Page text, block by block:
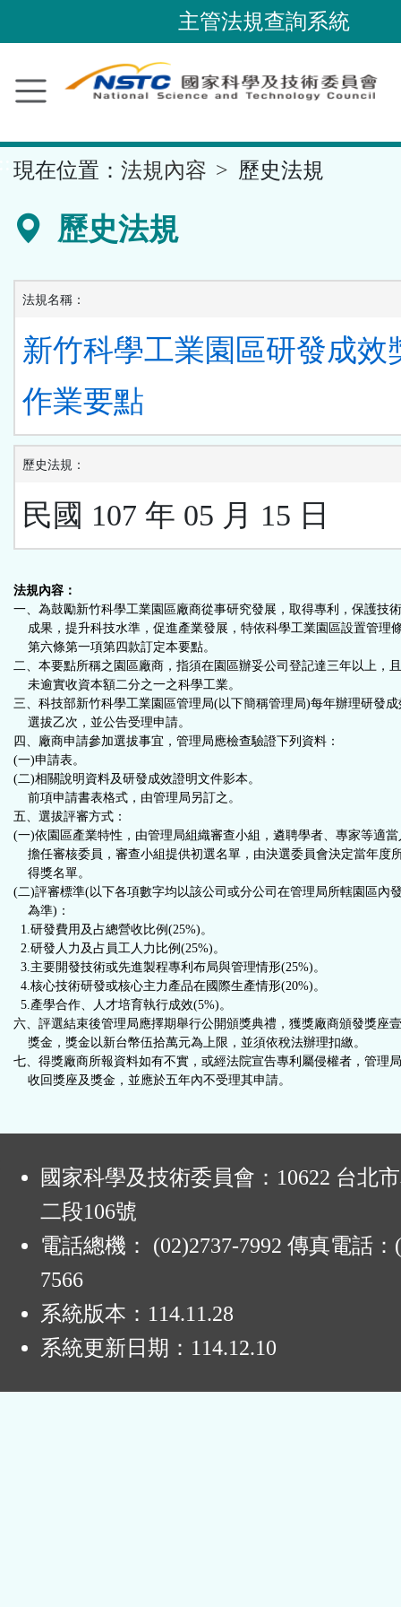
到
要
容
區
主管法規查詢系統
現在位置： 法規內容 歷史法規
歷史法規
法規名稱：
新竹科學工業園區研發成效
作業要點
歷史法規：
民國 107 年 05 月 15 日
法規內容：
一、為鼓勵新竹科學工業園區廠商從事研究發展，取得專利，保護技
成果，提升科技水準，促進產業發展，特依科學工業園區設置管理
第六條第一項第四款訂定本要點。
二、本要點所稱之園區廠商，指須在園區辦妥公司登記達三年以上，
未逾實收資本額二分之一之科學工業。
三、科技部新竹科學工業園區管理局(以下簡稱管理局)每年辦理研發成
選拔乙次，並公告受理申請。
四、廠商申請參加選拔事宜，管理局應檢查驗證下列資料：
(一)申請表。
(二)相關說明資料及研發成效證明文件影本。
前項申請書表格式，由管理局另訂之。
五、選拔評審方式：
(一)依園區產業特性，由管理局組織審查小組，遴聘學者、專家等適當
擔任審核委員，審查小組提供初選名單，由決選委員會決定當年度
得獎名單。
(二)評審標準(以下各項數字均以該公司或分公司在管理局所轄園區內
為準)：
1.研發費用及占總營收比例(25%)。
2.研發人力及占員工人力比例(25%)。
3.主要開發技術或先進製程專利布局與管理情形(25%)。
4.核心技術研發或核心主力產品在國際生產情形(20%)。
5.產學合作、人才培育執行成效(5%)。
六、評選結束後管理局應擇期舉行公開頒獎典禮，獲獎廠商頒發獎座
獎金，獎金以新台幣伍拾萬元為上限，並須依稅法辦理扣繳。
七、得獎廠商所報資料如有不實，或經法院宣告專利屬侵權者，管理
收回獎座及獎金，並應於五年內不受理其申請。
國家科學及技術委員會：10622 台北
二段106號
電話總機： (02)2737-7992 傳真電話：
7566
系統版本： 114.11.28
系統更新日期： 114.12.10